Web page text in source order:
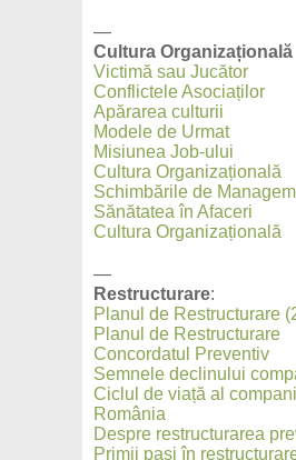
—
Cultura Organizațională
Victimă sau Jucător
Conflictele Asociaților
Apărarea culturii
Modele de Urmat
Misiunea Job-ului
Cultura Organizațională
Schimbările de
Sănătatea în Afaceri
Cultura Organizațională
—
Restructurare:
Planul de Restructurare
Planul de Restructurare
Concordatul Preventiv
Semnele declinului
Ciclul de viață al
România
Despre restructurarea
Primii pași în